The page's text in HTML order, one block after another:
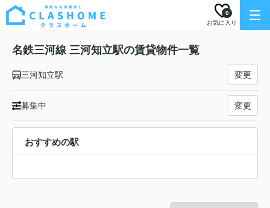
お気に入り
0
名鉄三河線 三河知立駅の賃貸物件一覧
三河知立駅 変更
募集中 変更
おすすめの駅